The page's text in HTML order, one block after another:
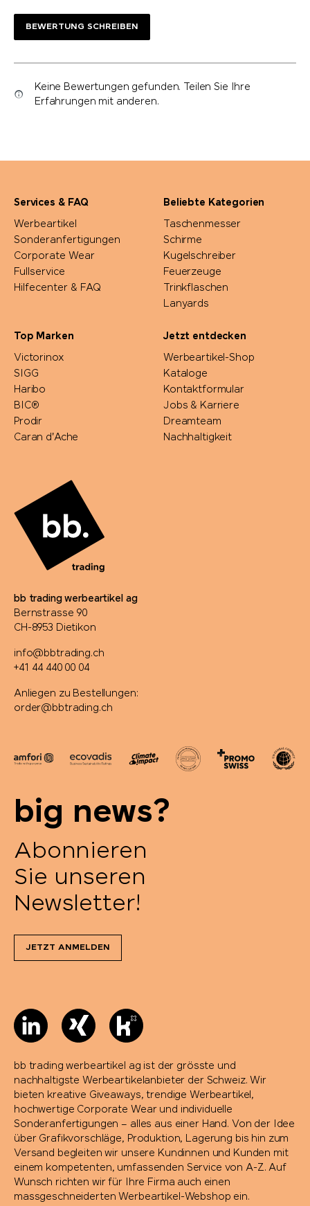
BEWERTUNG SCHREIBEN
Keine Bewertungen gefunden. Teilen Sie Ihre
Erfahrungen mit anderen.
Services & FAQ
Werbeartikel
Sonderanfertigungen
Corporate Wear
Fullservice
Hilfecenter & FAQ
Beliebte Kategorien
Taschenmesser
Schirme
Kugelschreiber
Feuerzeuge
Trinkflaschen
Lanyards
Top Marken
Victorinox
SIGG
Haribo
BIC®
Prodir
Caran d'Ache
Jetzt entdecken
Werbeartikel-Shop
Kataloge
Kontaktformular
Jobs & Karriere
Dreamteam
Nachhaltigkeit
bb trading werbeartikel ag
Bernstrasse 90
CH-8953 Dietikon
info@bbtrading.ch
+41 44 440 00 04
Anliegen zu Bestellungen:
order@bbtrading.ch
big news?
Abonnieren
Sie unseren
Newsletter!
JETZT ANMELDEN
bb trading werbeartikel ag ist der grösste und
nachhaltigste Werbeartikelanbieter der Schweiz. Wir
bieten kreative Giveaways, trendige Werbeartikel,
hochwertige Corporate Wear und individuelle
Sonderanfertigungen – alles aus einer Hand. Von der Idee
über Grafikvorschläge, Produktion, Lagerung bis hin zum
Versand begleiten wir unsere Kundinnen und Kunden mit
einem kompetenten, umfassenden Service von A-Z. Auf
Wunsch richten wir für Ihre Firma auch einen
massgeschneiderten Werbeartikel-Webshop ein.